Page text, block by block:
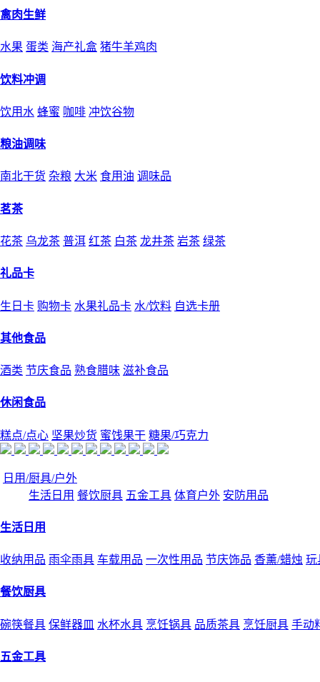
禽肉生鲜
水果 蛋类 海产礼盒 猪牛羊鸡肉
饮料冲调
饮用水 蜂蜜 咖啡 冲饮谷物
粮油调味
南北干货 杂粮 大米 食用油 调味品
茗茶
花茶 乌龙茶 普洱 红茶 白茶 龙井茶 岩茶 绿茶
礼品卡
生日卡 购物卡 水果礼品卡 水/饮料 自选卡册
其他食品
酒类 节庆食品 熟食腊味 滋补食品
休闲食品
糕点/点心 坚果炒货 蜜饯果干 糖果/巧克力
日用/厨具/户外
生活日用 餐饮厨具 五金工具 体育户外 安防用品
生活日用
收纳用品 雨伞雨具 车载用品 一次性用品 节庆饰品 香薰/蜡烛 玩
餐饮厨具
碗筷餐具 保鲜器皿 水杯水具 烹饪锅具 品质茶具 烹饪厨具 手动
五金工具